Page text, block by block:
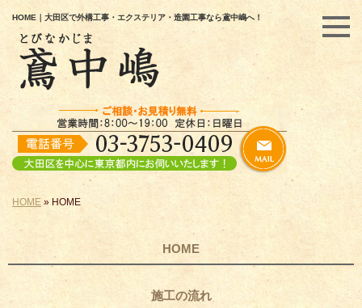
HOME｜大田区で外構工事・エクステリア・造園工事なら鳶中嶋へ！
HOME » HOME
HOME
施工の流れ